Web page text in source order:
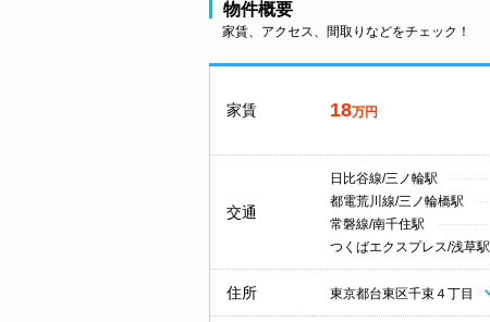
物件概要
家賃、アクセス、間取りなどをチェック！
家賃 18万円
交通
日比谷線/三ノ輪駅
都電荒川線/三ノ輪橋駅
常磐線/南千住駅
つくばエクスプレス/浅草駅
住所 東京都台東区千束４丁目